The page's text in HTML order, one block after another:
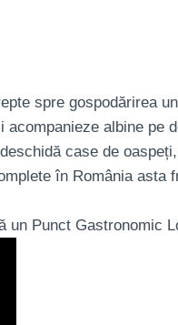
spre gospodărirea
albine pe
case de
în România asta
un Punct Gastronomic